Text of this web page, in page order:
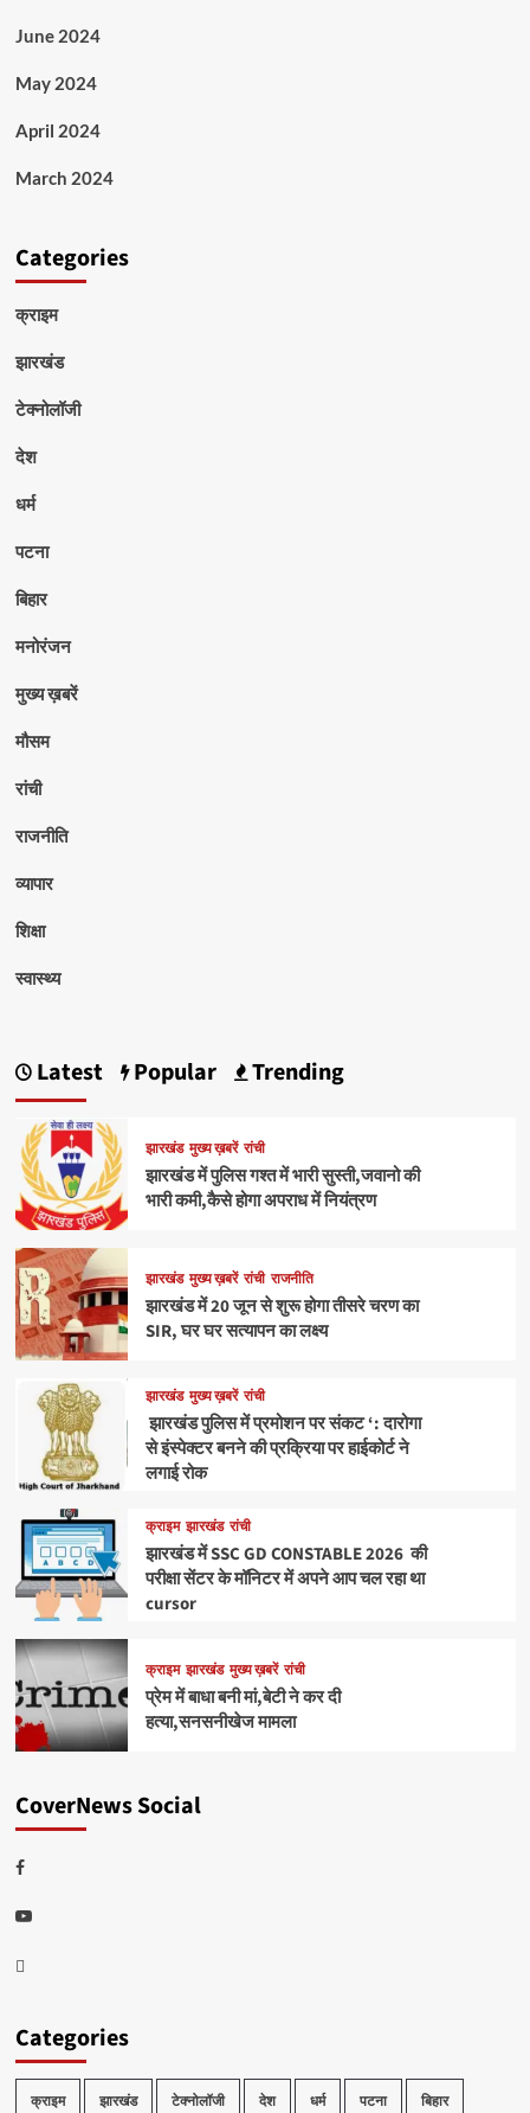
June 2024
May 2024
April 2024
March 2024
Categories
क्राइम
झारखंड
टेक्नोलॉजी
देश
धर्म
पटना
बिहार
मनोरंजन
मुख्य ख़बरें
मौसम
रांची
राजनीति
व्यापार
शिक्षा
स्वास्थ्य
Latest Popular Trending
झारखंड मुख्य ख़बरें रांची
झारखंड में पुलिस गश्त में भारी सुस्ती,जवानो की
भारी कमी,कैसे होगा अपराध में नियंत्रण
झारखंड मुख्य ख़बरें रांची राजनीति
झारखंड में 20 जून से शुरू होगा तीसरे चरण का
SIR, घर घर सत्यापन का लक्ष्य
झारखंड मुख्य ख़बरें रांची
झारखंड पुलिस में प्रमोशन पर संकट ‘: दारोगा
से इंस्पेक्टर बनने की प्रक्रिया पर हाईकोर्ट ने
लगाई रोक
क्राइम झारखंड रांची
झारखंड में SSC GD CONSTABLE 2026 की
परीक्षा सेंटर के मॉनिटर में अपने आप चल रहा था
cursor
क्राइम झारखंड मुख्य ख़बरें रांची
प्रेम में बाधा बनी मां,बेटी ने कर दी
हत्या,सनसनीखेज मामला
CoverNews Social
Facebook
Youtube
Telegram
Categories
क्राइम झारखंड टेक्नोलॉजी देश धर्म पटना बिहार